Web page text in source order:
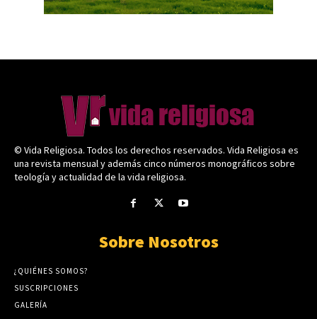
© Vida Religiosa. Todos los derechos reservados. Vida Religiosa es
una revista mensual y además cinco números monográficos sobre
teología y actualidad de la vida religiosa.
Sobre Nosotros
¿QUIÉNES SOMOS?
SUSCRIPCIONES
GALERÍA